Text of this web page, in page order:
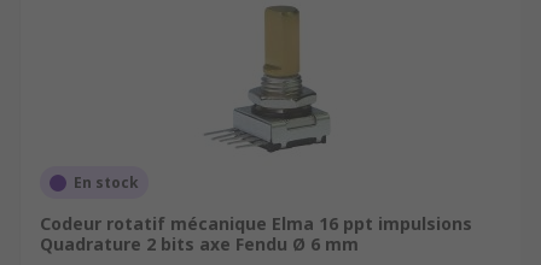
En stock
Codeur rotatif mécanique Elma 16 ppt impulsions
Quadrature 2 bits axe Fendu Ø 6 mm